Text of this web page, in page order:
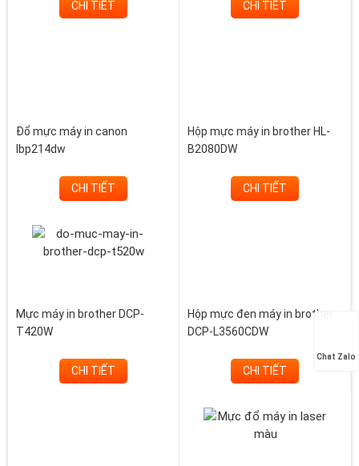
CHI TIẾT CHI TIẾT
Đổ mực máy in canon
lbp214dw
CHI TIẾT
Hộp mực máy in brother HL-
B2080DW
CHI TIẾT
Mực máy in brother DCP-
T420W
CHI TIẾT
Hộp mực đen máy in brother
DCP-L3560CDW
CHI TIẾT
Chat Zalo